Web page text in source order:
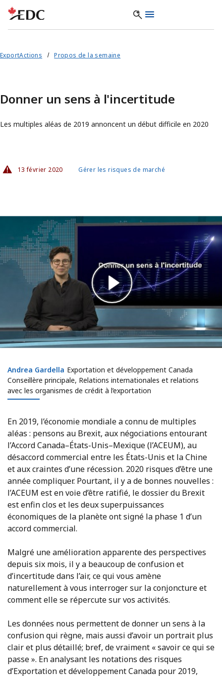
ExportActions Propos de la semaine
Donner un sens à l'incertitude
Les multiples aléas de 2019 annoncent un début difficile en 2020
13 février 2020 Gérer les risques de marché
Andrea Gardella
Andrea Gardella
Conseillère principale, Relations internationales et relations
avec les organismes de crédit à l’exportation
Exportation et développement Canada
En 2019, l’économie mondiale a connu de multiples
aléas : pensons au Brexit, aux négociations entourant
l’Accord Canada–États-Unis–Mexique (l’ACEUM), au
désaccord commercial entre les États-Unis et la Chine
et aux craintes d’une récession. 2020 risques d’être une
année compliquer. Pourtant, il y a de bonnes nouvelles :
l’ACEUM est en voie d’être ratifié, le dossier du Brexit
est enfin clos et les deux superpuissances
économiques de la planète ont signé la phase 1 d’un
accord commercial.
Malgré une amélioration apparente des perspectives
depuis six mois, il y a beaucoup de confusion et
d’incertitude dans l’air, ce qui vous amène
naturellement à vous interroger sur la conjoncture et
comment elle se répercute sur vos activités.
Les données nous permettent de donner un sens à la
confusion qui règne, mais aussi d’avoir un portrait plus
clair et plus détaillé; bref, de vraiment « savoir ce qui se
passe ». En analysant les notations des risques
d’Exportation et développement Canada pour 2019,